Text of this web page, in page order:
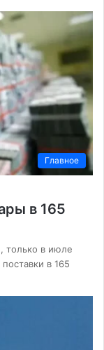
Главное
в 165
только в июле
в 165